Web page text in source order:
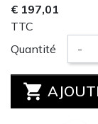
€ 197,01
TTC
Quantité
-
